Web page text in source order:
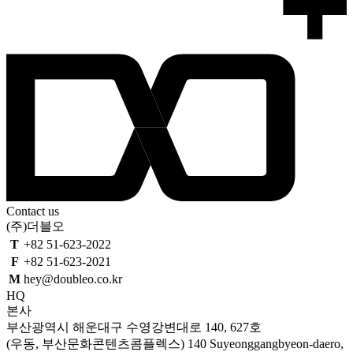
Contact us
(주)더블오
T +82 51-623-2022
F +82 51-623-2021
M hey@doubleo.co.kr
HQ
본사
부산광역시 해운대구 수영강변대로 140, 627호
(우동, 부산문화콘텐츠콤플렉스) 140 Suyeonggangbyeon-daero,